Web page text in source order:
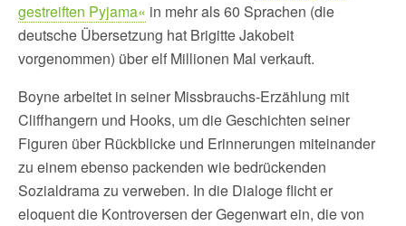
gestreiften Pyjama« in mehr als 60 Sprachen (die
deutsche Übersetzung hat Brigitte Jakobeit
vorgenommen) über elf Millionen Mal verkauft.
Boyne arbeitet in seiner Missbrauchs-Erzählung mit
Cliffhangern und Hooks, um die Geschichten seiner
Figuren über Rückblicke und Erinnerungen miteinander
zu einem ebenso packenden wie bedrückenden
Sozialdrama zu verweben. In die Dialoge flicht er
eloquent die Kontroversen der Gegenwart ein, die von